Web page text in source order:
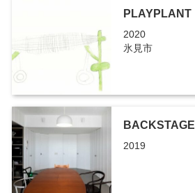
PLAYPLANT
2020
氷見市
BACKSTAGE
2019